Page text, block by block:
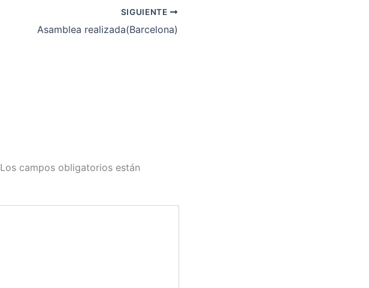
SIGUIENTE
Asamblea realizada(Barcelona)
Los campos obligatorios están